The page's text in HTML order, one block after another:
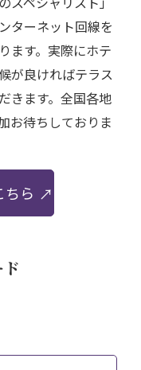
ターネット回線を
ます。実際にホテ
が良ければテラス
きます。全国各地
お待ちしておりま
ちら